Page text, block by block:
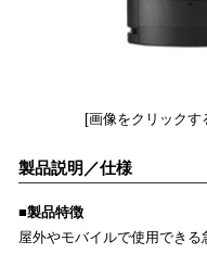
[画像をクリック
製品説明／仕様
■製品特徴
屋外やモバイルで使用でき